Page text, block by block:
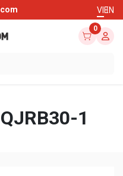
VIEN
0
1